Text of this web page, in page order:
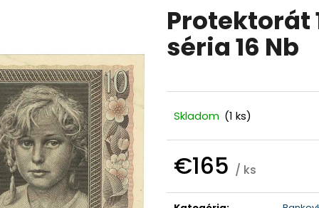
Protektorát
séria 16 Nb
Skladom (1 ks)
€165 / ks
HĽADAŤ
Odporúčame
PTOLEMAIOS VI. JOZEF II. 3